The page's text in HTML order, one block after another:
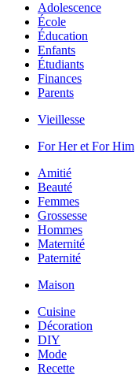
Adolescence
École
Éducation
Enfants
Étudiants
Finances
Parents
Vieillesse
For Her et For Him
Amitié
Beauté
Femmes
Grossesse
Hommes
Maternité
Paternité
Maison
Cuisine
Décoration
DIY
Mode
Recette